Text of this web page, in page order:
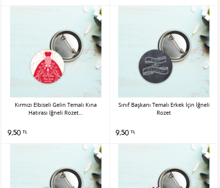
Kırmızı Elbiseli Gelin Temalı Kına
Hatırası İğneli Rozet...
9.50 TL
Sınıf Başkanı Temalı Erkek İçin İğneli
Rozet
9.50 TL